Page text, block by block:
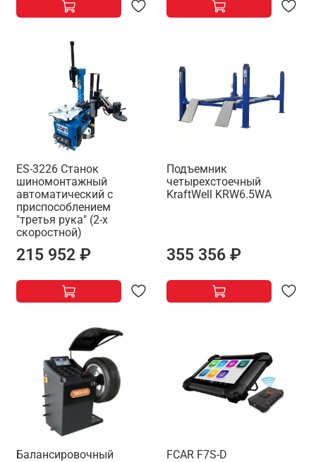
ES-3226 Станок
шиномонтажный
автоматический с
приспособлением
"третья рука" (2-х
скоростной)
215 952 ₽
Подъемник
четырехстоечный
KraftWell KRW6.5WA
355 356 ₽
Балансировочный
FCAR F7S-D